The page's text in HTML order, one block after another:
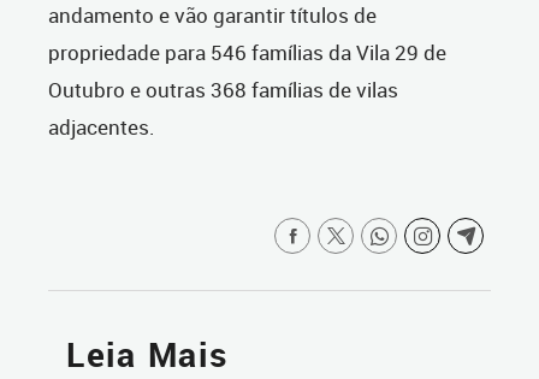
andamento e vão garantir títulos de
propriedade para 546 famílias da Vila 29 de
Outubro e outras 368 famílias de vilas
adjacentes.
Leia Mais